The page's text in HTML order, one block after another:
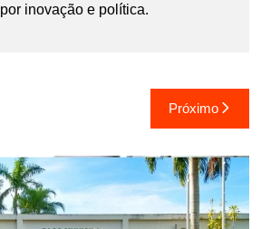
por inovação e política.
Próximo